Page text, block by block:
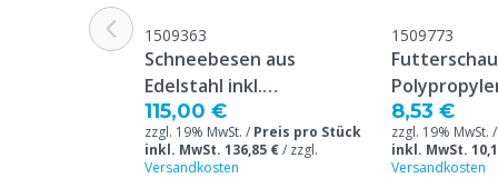
Tierarten
Grund nicht rückgabefähig
Dieses
bestellt und
nicht
Tierartenspezifisch
Ferkel,
1509363
Schneebesen aus
Edelstahl inkl.
Temperaturanzeige
115,00 €
zzgl. 19% MwSt. / Preis pro Stück
inkl. MwSt. 136,85 €/ zzgl.
Versandkosten
1509773
Griff, 1000 g
8,53 €
zzgl. 19% MwSt. /
inkl. MwSt.
Versandkosten